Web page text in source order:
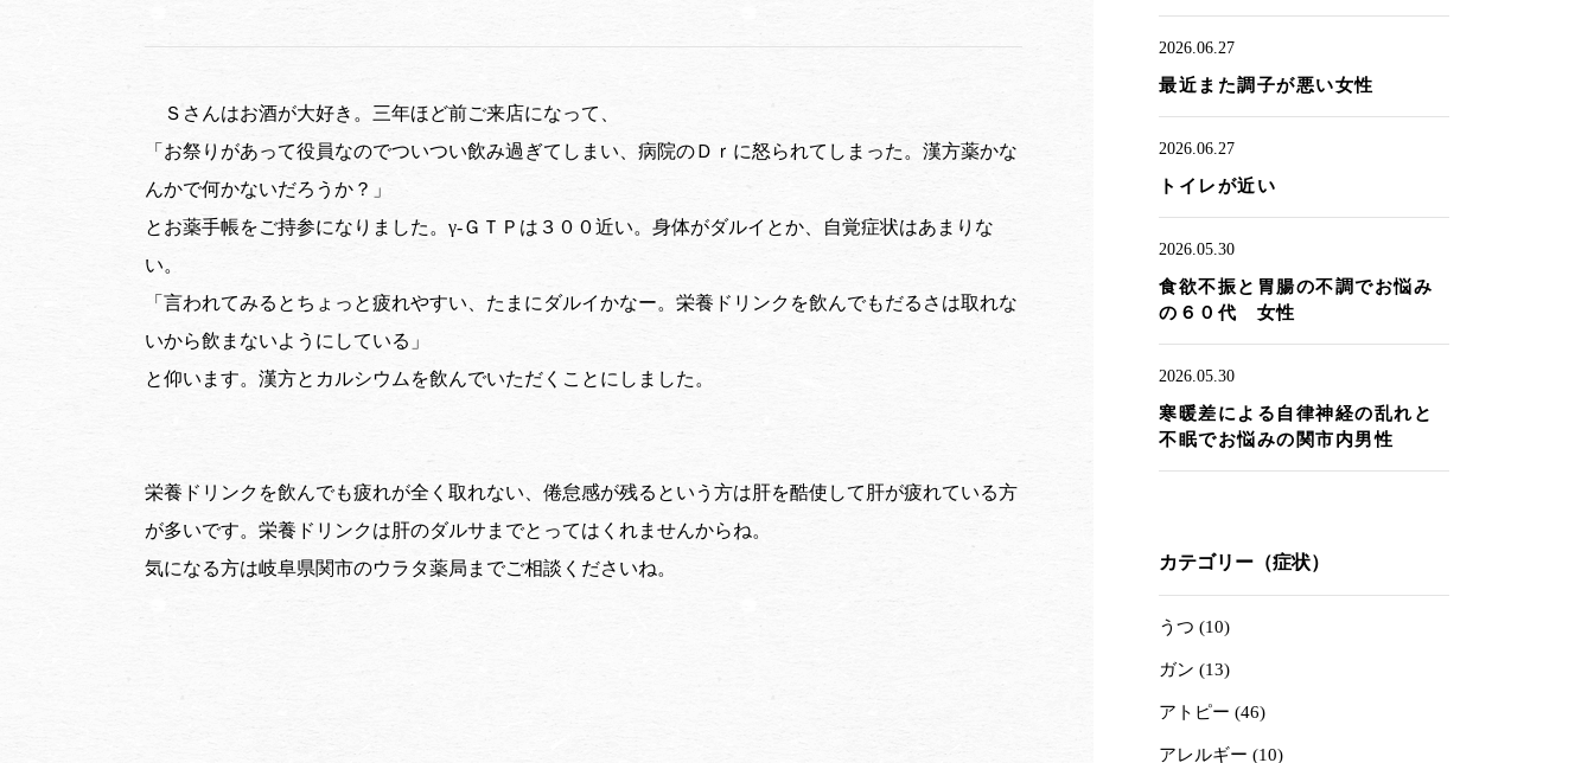
Ｓさんはお酒が大好き。三年ほど前ご来店になって、
「 お祭りがあって役員なのでついつい飲み過ぎてしまい、病院のＤｒに怒られてしまった。漢方薬かな
んかで何かないだろうか？」
とお薬手帳をご持参になりました。γ-ＧＴＰは３００近い。身体がダルイとか、自覚症状はあまりな
い。
「言われてみるとちょっと疲れやすい、たまにダルイかなー。栄養ドリンクを飲んでもだるさは取れな
いから飲まないようにしている」
と仰います。漢方とカルシウムを飲んでいただくことにしました。
栄養ドリンクを飲んでも疲れが全く取れない、倦怠感が残るという方は肝を酷使して肝が疲れている方
が多いです。栄養ドリンクは肝のダルサまでとってはくれませんからね。
気になる方は岐阜県関市のウラタ薬局までご相談くださいね。
2026.06.27
最近また調子が悪い女性
2026.06.27
トイレが近い
2026.05.30
食欲不振と胃腸の不調でお悩み
の６０代 女性
2026.05.30
寒暖差による自律神経の乱れと
不眠でお悩みの関市内男性
カテゴリー（症状）
うつ (10)
ガン (13)
アトピー (46)
アレルギー (10)